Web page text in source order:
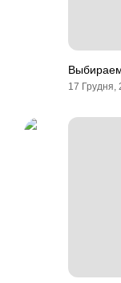
17 Грудня,